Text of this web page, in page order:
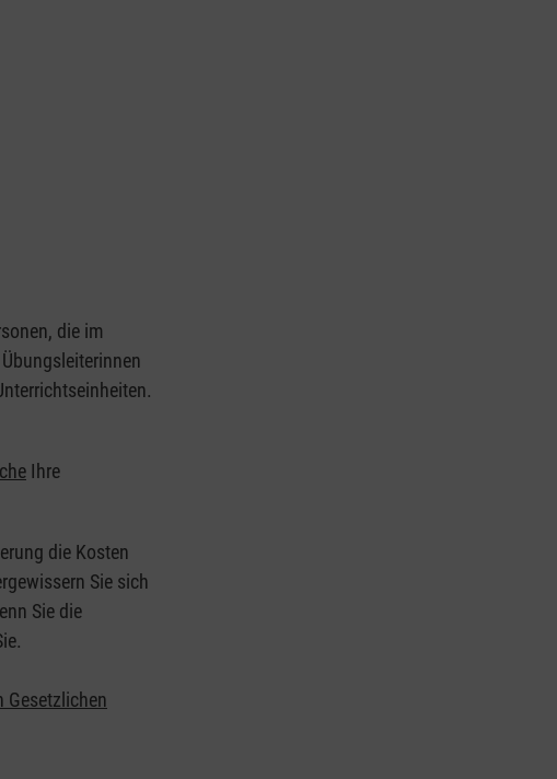
die im
Ihre
die Kosten
Sie sich
Sie die
Gesetzlichen